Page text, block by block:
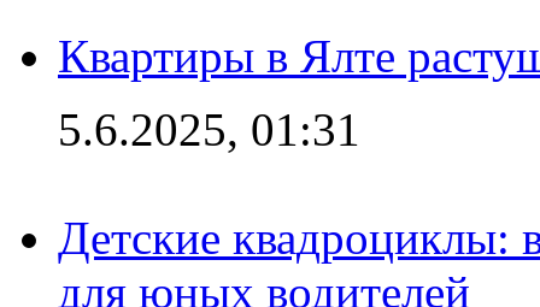
Квартиры в Ялте
5.6.2025, 01:31
Детские квадроциклы:
для юных водителей